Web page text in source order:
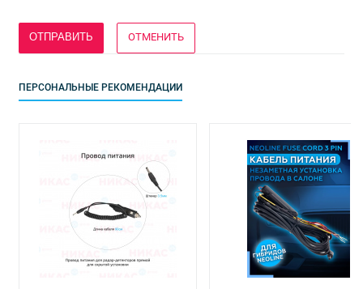
ОТМЕНИТЬ
ПЕРСОНАЛЬНЫЕ РЕКОМЕНДАЦИИ